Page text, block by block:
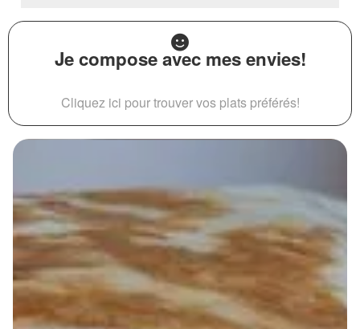
Je compose avec mes envies!
Cliquez ici pour trouver vos plats préférés!